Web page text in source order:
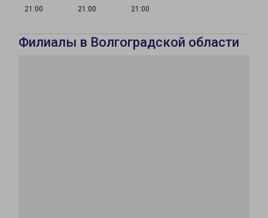
21:00
21:00
21:00
Филиалы в Волгоградской области